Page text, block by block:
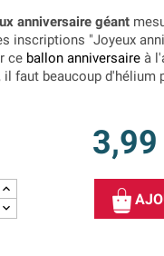
anniversaire géant
inscriptions "Joyeux
ce ballon anniversaire à
faut beaucoup d'hélium